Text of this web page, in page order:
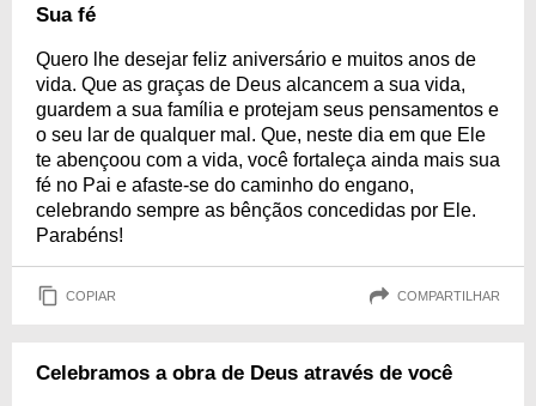
Sua fé
Quero lhe desejar feliz aniversário e muitos anos de
vida. Que as graças de Deus alcancem a sua vida,
guardem a sua família e protejam seus pensamentos e
o seu lar de qualquer mal. Que, neste dia em que Ele
te abençoou com a vida, você fortaleça ainda mais sua
fé no Pai e afaste-se do caminho do engano,
celebrando sempre as bênçãos concedidas por Ele.
Parabéns!
COPIAR COMPARTILHAR
Celebramos a obra de Deus através de você